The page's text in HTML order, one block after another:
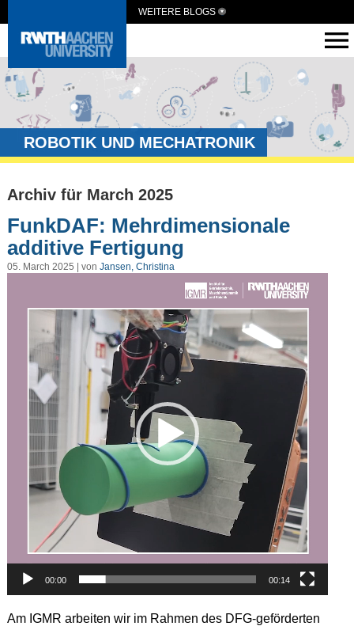
WEITERE BLOGS
ROBOTIK UND MECHATRONIK
Archiv für March 2025
FunkDAF: Mehrdimensionale
additive Fertigung
05. March 2025 | von Jansen, Christina
00:00 00:14
Am IGMR arbeiten wir im Rahmen des DFG-geförderten